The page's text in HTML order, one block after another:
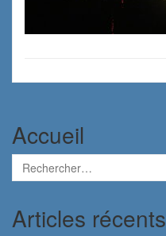
Accueil
Articles récents